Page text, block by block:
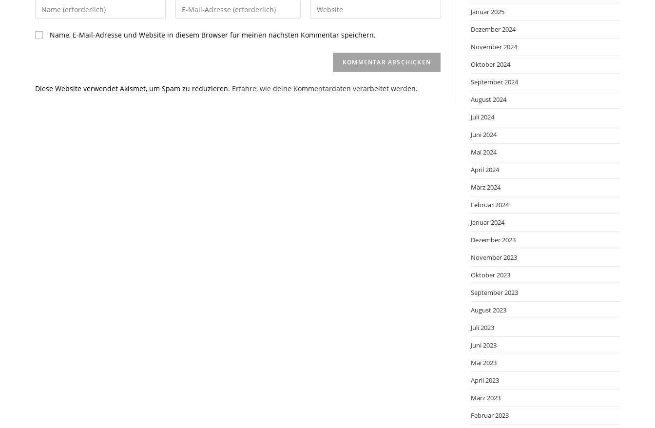
Gib
deinen
Namen
oder
ein
Gib
deine
ein
Gib
deine
Name, E-Mail-Adresse und Website in diesem Browser für meinen nächsten Kommentar speichern.
Diese Website verwendet Akismet, um Spam zu reduzieren. Erfahre, wie deine Kommentardaten verarbeitet werden.
Januar 2025
Dezember 2024
November 2024
Oktober 2024
September 2024
August 2024
Juli 2024
Juni 2024
Mai 2024
April 2024
März 2024
Februar 2024
Januar 2024
Dezember 2023
November 2023
Oktober 2023
September 2023
August 2023
Juli 2023
Juni 2023
Mai 2023
April 2023
März 2023
Februar 2023